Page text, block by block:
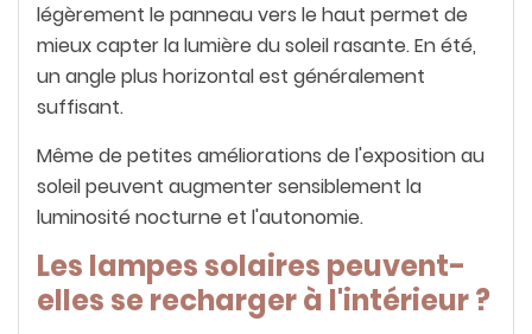
légèrement le panneau vers le haut permet de
mieux capter la lumière du soleil rasante. En été,
un angle plus horizontal est généralement
suffisant.
Même de petites améliorations de l'exposition au
soleil peuvent augmenter sensiblement la
luminosité nocturne et l'autonomie.
Les lampes solaires peuvent-
elles se recharger à l'intérieur ?